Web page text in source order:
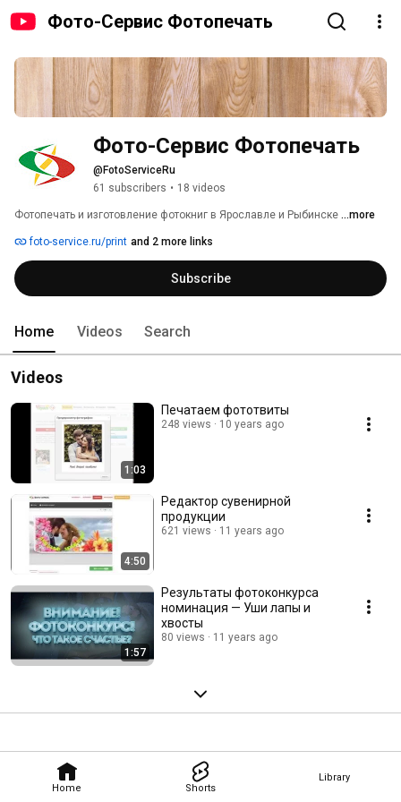
Фото-Сервис Фотопечать
Home Shorts
Library
Фото-Сервис Фотопечать
@FotoServiceRu
61 subscribers • 18 videos
Фотопечать и изготовление фотокниг в Ярославле и Рыбинске ...more
foto-service.ru/print and 2 more links
Subscribe
Home Videos Search
Videos
1:03
Печатаем фототвиты
248 views 10 years ago
4:50
Редактор сувенирной
продукции
621 views 11 years ago
1:57
Результаты фотоконкурса
номинация — Уши лапы и
хвосты
80 views 11 years ago